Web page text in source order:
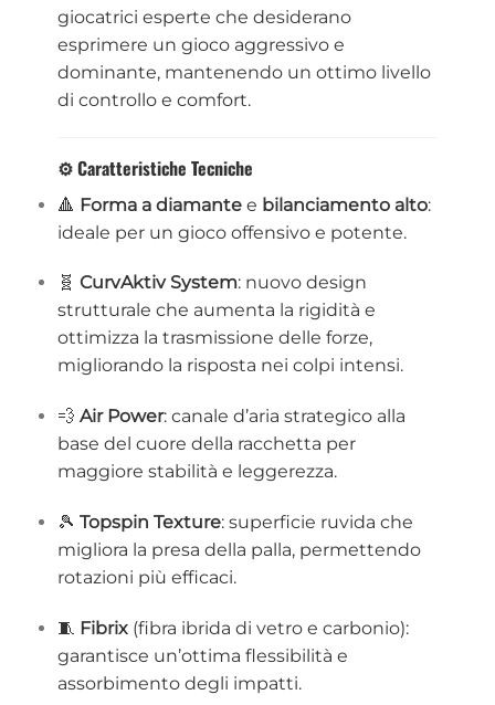
giocatrici esperte che desiderano
esprimere un gioco aggressivo e
dominante, mantenendo un ottimo livello
di controllo e comfort.
⚙️ Caratteristiche Tecniche
🔺 Forma a diamantee bilanciamento alto:
ideale per un gioco offensivo e potente.
🧬 CurvAktiv System: nuovo design
strutturale che aumenta la rigidità e
ottimizza la trasmissione delle forze,
migliorando la risposta nei colpi intensi.
💨 Air Power: canale d’aria strategico alla
base del cuore della racchetta per
maggiore stabilità e leggerezza.
🎾 Topspin Texture: superficie ruvida che
migliora la presa della palla, permettendo
rotazioni più efficaci.
🧵 Fibrix(fibra ibrida di vetro e carbonio):
garantisce un’ottima flessibilità e
assorbimento degli impatti.